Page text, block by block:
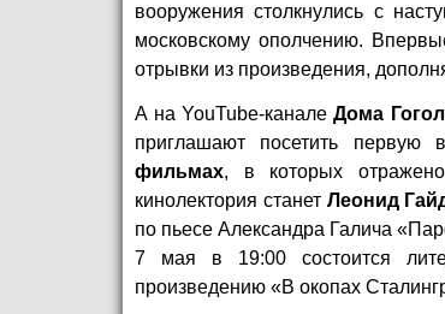
вооружения столкнулись с
московскому ополчению.
отрывки из произведения,
А наYouTube-канале Дома
приглашают посетить первую
фильмах, в которых
кинолектория станет Леонид
по пьесе Александра Галича
7 мая в 19:00 состоится
произведению «В окопах